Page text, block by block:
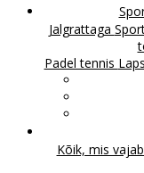
Jalgrattaga
Padel tennis
Kõik, mis